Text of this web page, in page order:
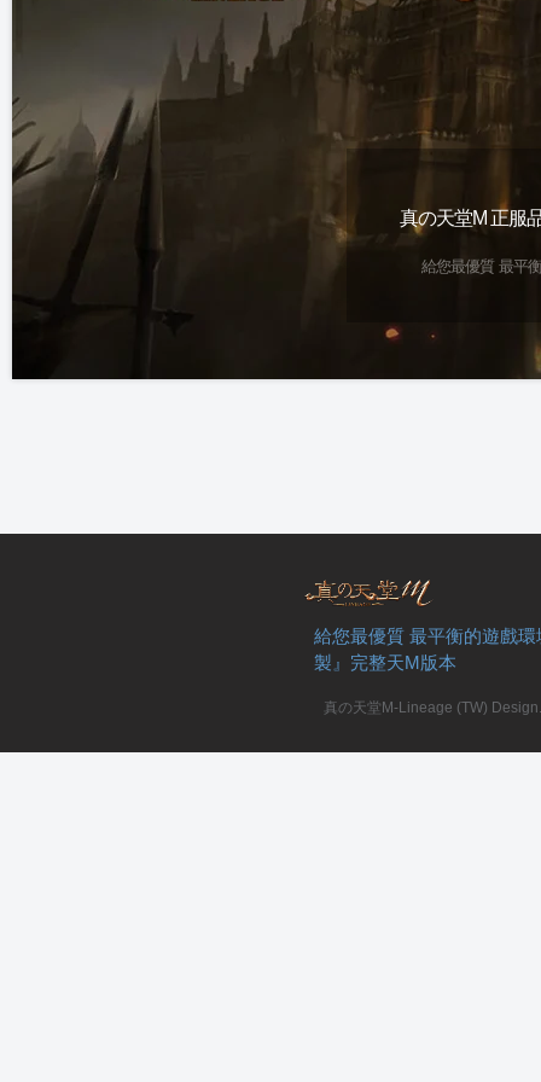
真の天堂M 正服
給您最優質 最平
『非R改非複製』完整天M版本
真の天堂M 全職業開
獨家 『死神』職業
給您最優質 最平衡的遊戲
製』完整天M版本
真の天堂M-Lineage (TW)